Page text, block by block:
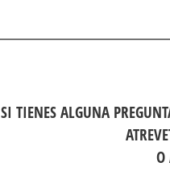
SI TIENES ALGUNA
O